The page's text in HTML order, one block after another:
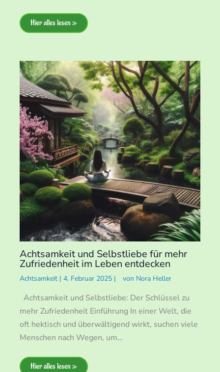
Hier alles lesen »
Achtsamkeit und Selbstliebe für mehr
Zufriedenheit im Leben entdecken
Achtsamkeit | 4. Februar 2025 | von Nora Heller
Achtsamkeit und Selbstliebe: Der Schlüssel zu
mehr Zufriedenheit Einführung In einer Welt, die
oft hektisch und überwältigend wirkt, suchen viele
Menschen nach Wegen, um…
Hier alles lesen »